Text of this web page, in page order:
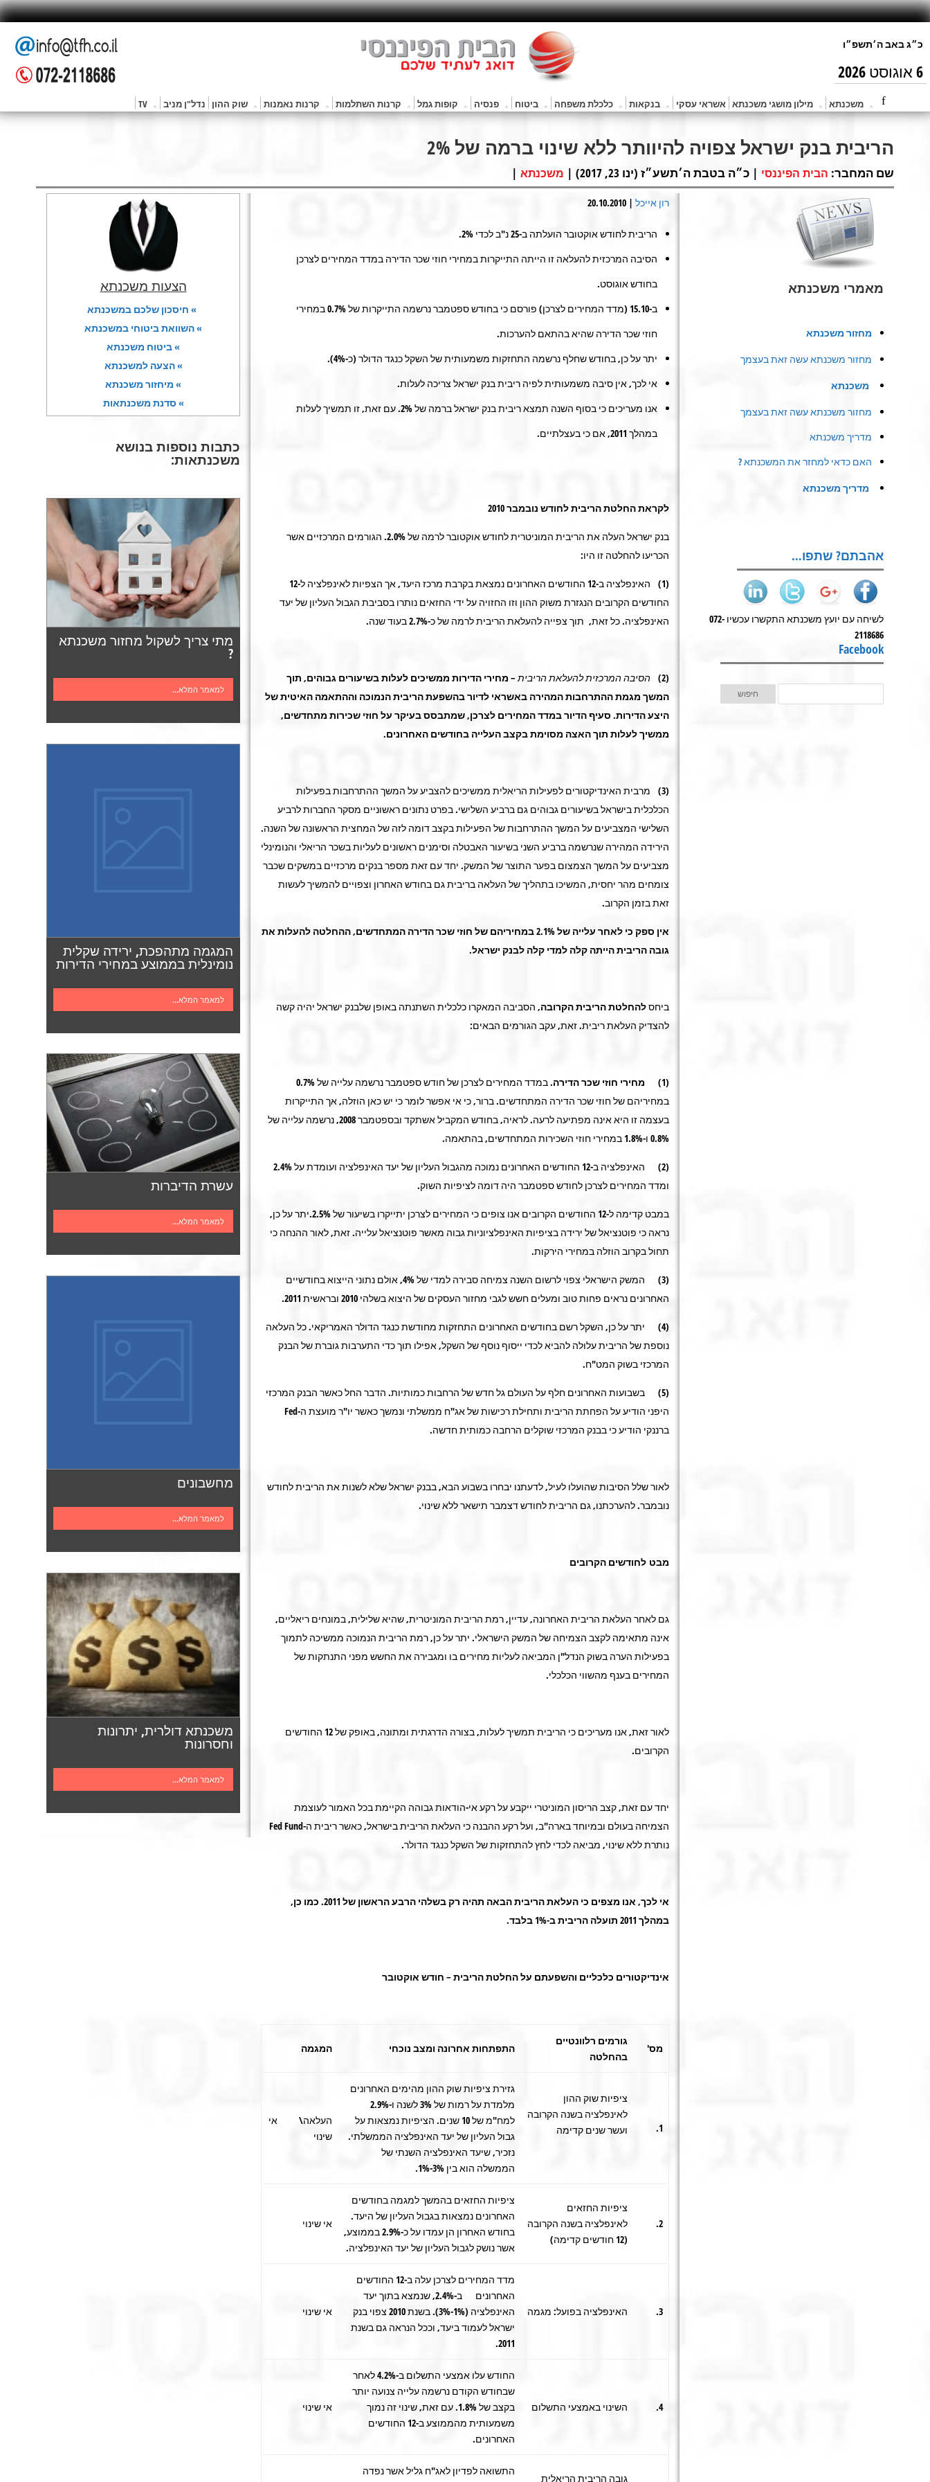
6 אוגוסט 2026
משכנתא מילון מושגי משכנתא אשראי עסקי בנקאות כלכלת משפחה ביטוח פנסיה קופות גמל קרנות השתלמות קרנות נאמנות שוק ההון נדל"ן מניב TV
הריבית בנק ישראל צפויה להיוותר ללא שינוי ברמה של 2%
שם המחבר: הבית הפיננסי | כ״ה בטבת ה׳תשע״ז (ינו 23, 2017) | משכנתא |
הצעות משכנתא
» חיסכון שלכם במשכנתא
» השוואת ביטוחי במשכנתא
» ביטוח משכנתא
» הצעה למשכנתא
» מיחזור משכנתא
» סדנת משכנתאות
כתבות נוספות בנושא
משכנתאות:
מתי צריך לשקול מחזור משכנתא
?
למאמר המלא...
המגמה מתהפכת, ירידה שקלית
נומינלית בממוצע במחירי הדירות
למאמר המלא...
עשרת הדיברות
למאמר המלא...
מחשבונים
למאמר המלא...
משכנתא דולרית, יתרונות
וחסרונות
למאמר המלא...
רון אייכל | 20.10.2010
הריבית לחודש אוקטובר הועלתה ב-25 נ"ב לכדי 2%.
הסיבה המרכזית להעלאה זו הייתה התייקרות במחירי חוזי שכר הדירה במדד המחירים לצרכן
בחודש אוגוסט.
ב-15.10 (מדד המחירים לצרכן) פורסם כי בחודש ספטמבר נרשמה התייקרות של 0.7% במחירי
חוזי שכר הדירה שהיא בהתאם להערכות.
יתר על כן, בחודש שחלף נרשמה התחזקות משמעותית של השקל כנגד הדולר (כ-4%).
אי לכך, אין סיבה משמעותית לפיה ריבית בנק ישראל צריכה לעלות.
אנו מעריכים כי בסוף השנה תמצא ריבית בנק ישראל ברמה של 2%. עם זאת, זו תמשיך לעלות
במהלך 2011, אם כי בעצלתיים.
לקראת החלטת הריבית לחודש נובמבר 2010
בנק ישראל העלה את הריבית המוניטרית לחודש אוקטובר לרמה של 2.0%. הגורמים המרכזיים אשר
הכריעו להחלטה זו היו:
(1) האינפלציה ב-12 החודשים האחרונים נמצאת בקרבת מרכז היעד, אך הצפיות לאינפלציה ל-12
החודשים הקרובים הנגזרת משוק ההון וזו החזויה על ידי החזאים נותרו בסביבת הגבול העליון של יעד
האינפלציה. כל זאת, תוך צפייה להעלאת הריבית לרמה של כ-2.7% בעוד שנה.
(2) הסיבה המרכזית להעלאת הריבית– מחירי הדירות ממשיכים לעלות בשיעורים גבוהים, תוך
המשך מגמת ההתרחבות המהירה באשראי לדיור בהשפעת הריבית הנמוכה וההתאמה האיטית של
היצע הדירות. סעיף הדיור במדד המחירים לצרכן, שמתבסס בעיקר על חוזי שכירות מתחדשים,
ממשיך לעלות תוך האצה מסוימת בקצב העלייה בחודשים האחרונים.
(3) מרבית האינדיקטורים לפעילות הריאלית ממשיכים להצביע על המשך ההתרחבות בפעילות
הכלכלית בישראל בשיעורים גבוהים גם ברביע השלישי. בפרט נתונים ראשוניים מסקר החברות לרביע
השלישי המצביעים על המשך ההתרחבות של הפעילות בקצב דומה לזה של המחצית הראשונה של השנה.
הירידה המהירה שנרשמה ברביע השני בשיעור האבטלה וסימנים ראשונים לעליות בשכר הריאלי והנומינלי
מצביעים על המשך הצמצום בפער התוצר של המשק. יחד עם זאת מספר בנקים מרכזיים במשקים שכבר
צומחים מהר יחסית, המשיכו בתהליך של העלאה בריבית גם בחודש האחרון וצפויים להמשיך לעשות
זאת בזמן הקרוב.
אין ספק כי לאחר עלייה של 2.1% במחיריהם של חוזי שכר הדירה המתחדשים, ההחלטה להעלות את
גובה הריבית הייתה קלה למדי קלה לבנק ישראל.
ביחסלהחלטת הריבית הקרובה, הסביבה המאקרו כלכלית השתנתה באופן שלבנק ישראל יהיה קשה
להצדיק העלאת ריבית. זאת, עקב הגורמים הבאים:
(1) מחירי חוזי שכר הדירה.
במדד המחירים לצרכן של חודש ספטמבר נרשמה עלייה של 0.7%
במחיריהם של חוזי שכר הדירה המתחדשים. ברור, כי אי אפשר לומר כי יש כאן הוזלה, אך התייקרות
בעצמה זו היא אינה מפתיעה לרעה. לראיה, בחודש המקביל אשתקד ובספטמבר 2008, נרשמה עלייה של
0.8% ו-1.8% במחירי חוזי השכירות המתחדשים, בהתאמה.
(2) האינפלציה ב-12 החודשים האחרונים נמוכה מהגבול העליון של יעד האינפלציה ועומדת על 2.4%
ומדד המחירים לצרכן לחודש ספטמבר היה דומה לציפיות השוק.
במבט קדימה ל-12 החודשים הקרובים אנו צופים כי המחירים לצרכן יתייקרו בשיעור של 2.5%.יתר על כן,
נראה כי פוטנציאל של ירידה בציפיות האינפלציוניות גבוה מאשר פוטנציאל עלייה. זאת, לאור ההנחה כי
תחול בקרוב הוזלה במחירי הירקות.
(3) המשק הישראלי צפוי לרשום השנה צמיחה סבירה למדי של 4%, אולם נתוני הייצוא בחודשיים
האחרונים נראים פחות טוב ומעלים חשש לגבי מחזור העסקים של היצוא בשלהי 2010 ובראשית 2011.
(4) יתר על כן, השקל רשם בחודשים האחרונים התחזקות מחודשת כנגד הדולר האמריקאי. כל העלאה
נוספת של הריבית עלולה להביא לכדי ייסוף נוסף של השקל, אפילו תוך כדי התערבות גוברת של הבנק
המרכזי בשוק המט"ח.
(5) בשבועות האחרונים חלף על העולם גל חדש של הרחבות כמותיות. הדבר החל כאשר הבנק המרכזי
היפני הודיע על הפחתת הריבית ותחילת רכישות של אג"ח ממשלתי ונמשך כאשר יו"ר מועצת ה-Fed
ברננקי הודיע כי בבנק המרכזי שוקלים הרחבה כמותית חדשה.
לאור שלל הסיבות שהועלו לעיל, לדעתנו יבחרו בשבוע הבא, בבנק ישראל שלא לשנות את הריבית לחודש
נובמבר. להערכתנו, גם הריבית לחודש דצמבר תישאר ללא שינוי.
מבט לחודשים הקרובים
גם לאחר העלאת הריבית האחרונה, עדיין, רמת הריבית המוניטרית, שהיא שלילית, במונחים ריאליים,
אינה מתאימה לקצב הצמיחה של המשק הישראלי. יתר על כן, רמת הריבית הנמוכה ממשיכה לתמוך
בפעילות הערה בשוק הנדל"ן המביאה לעליות מחירים בו ומגבירה את החשש מפני התנתקות של
המחירים בענף מהשווי הכלכלי.
לאור זאת, אנו מעריכים כי הריבית תמשיך לעלות, בצורה הדרגתית ומתונה, באופק של 12 החודשים
הקרובים.
יחד עם זאת, קצב הריסון המוניטרי ייקבע על רקע אי-הודאות גבוהה הקיימת בכל האמור לעוצמת
הצמיחה בעולם ובמיוחד בארה"ב, ועל רקע ההבנה כי העלאת הריבית בישראל, כאשר ריבית ה-Fed Fund
נותרת ללא שינוי, מביאה לכדי לחץ להתחזקות של השקל כנגד הדולר.
אי לכך, אנו מצפים כי העלאת הריבית הבאה תהיה רק בשלהי הרבע הראשון של 2011. כמו כן,
במהלך 2011 תועלה הריבית ב-1% בלבד.
אינדיקטורים כלכליים והשפעתם על החלטת הריבית – חודש אוקטובר
מס'
גורמים רלוונטיים
בהחלטה
התפתחות אחרונה ומצב נוכחי המגמה
1.
ציפיות שוק ההון
לאינפלציה בשנה הקרובה
ועשר שנים קדימה
גזירת ציפיות שוק ההון מהימים האחרונים
מלמדת על רמות של 3% לשנה ו-2.9%
למח"מ של 10 שנים. הציפיות נמצאות על
גבול העליון של יעד האינפלציה הממשלתי.
נזכיר, שיעד האינפלציה השנתי של
הממשלה הוא בין 3%-1%.
העלאה\ אי
שינוי
2.
ציפיות החזאים
לאינפלציה בשנה הקרובה
(12 חודשים קדימה)
ציפיות החזאים בהמשך למגמה בחודשים
האחרונים נמצאות בגבול העליון של היעד.
בחודש האחרון הן עמדו על כ-2.9% בממוצע,
אשר נושק לגבול העליון של יעד האינפלציה.
אי שינוי
3. האינפלציה בפועל: מגמה
מדד המחירים לצרכן עלה ב-12 החודשים
האחרונים ב-2.4%, שנמצא בתוך יעד
האינפלציה (1%-3%). בשנת 2010 צפוי בנק
ישראל לעמוד ביעד, וככל הנראה גם בשנת
2011.
אי שינוי
4. השינוי באמצעי התשלום
החודש עלו אמצעי התשלום ב-4.2% לאחר
שבחודש הקודם נרשמה עלייה צנועה יותר
בקצב של 1.8%. עם זאת, שינוי זה נמוך
משמעותית מהממוצע ב-12 החודשים
האחרונים.
אי שינוי
גובה הריבית הריאלית
התשואה לפדיון לאג"ח גליל אשר נפדה
מאמרי משכנתא
מחזור משכנתא
מחזור משכנתא עשה זאת בעצמך
משכנתא
מחזור משכנתא עשה זאת בעצמך
מדריך משכנתא
האם כדאי למחזר את המשכנתא ?
מדריך משכנתא
אהבתם? שתפו…
לשיחה עם יועץ משכנתא התקשרו עכשיו 072-
2118686
Facebook